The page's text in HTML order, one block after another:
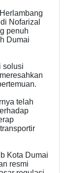
Nofarizal
penuh
Dumai
solusi
telah
Kota Dumai
resmi